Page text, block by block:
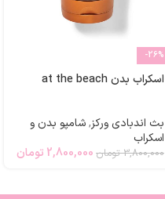
-26%
اسکراب بدن at the beach
بث اندبادی ورکز,شامپو بدن و
اسکراب
3,800,000 تومان 2,800,000 تومان